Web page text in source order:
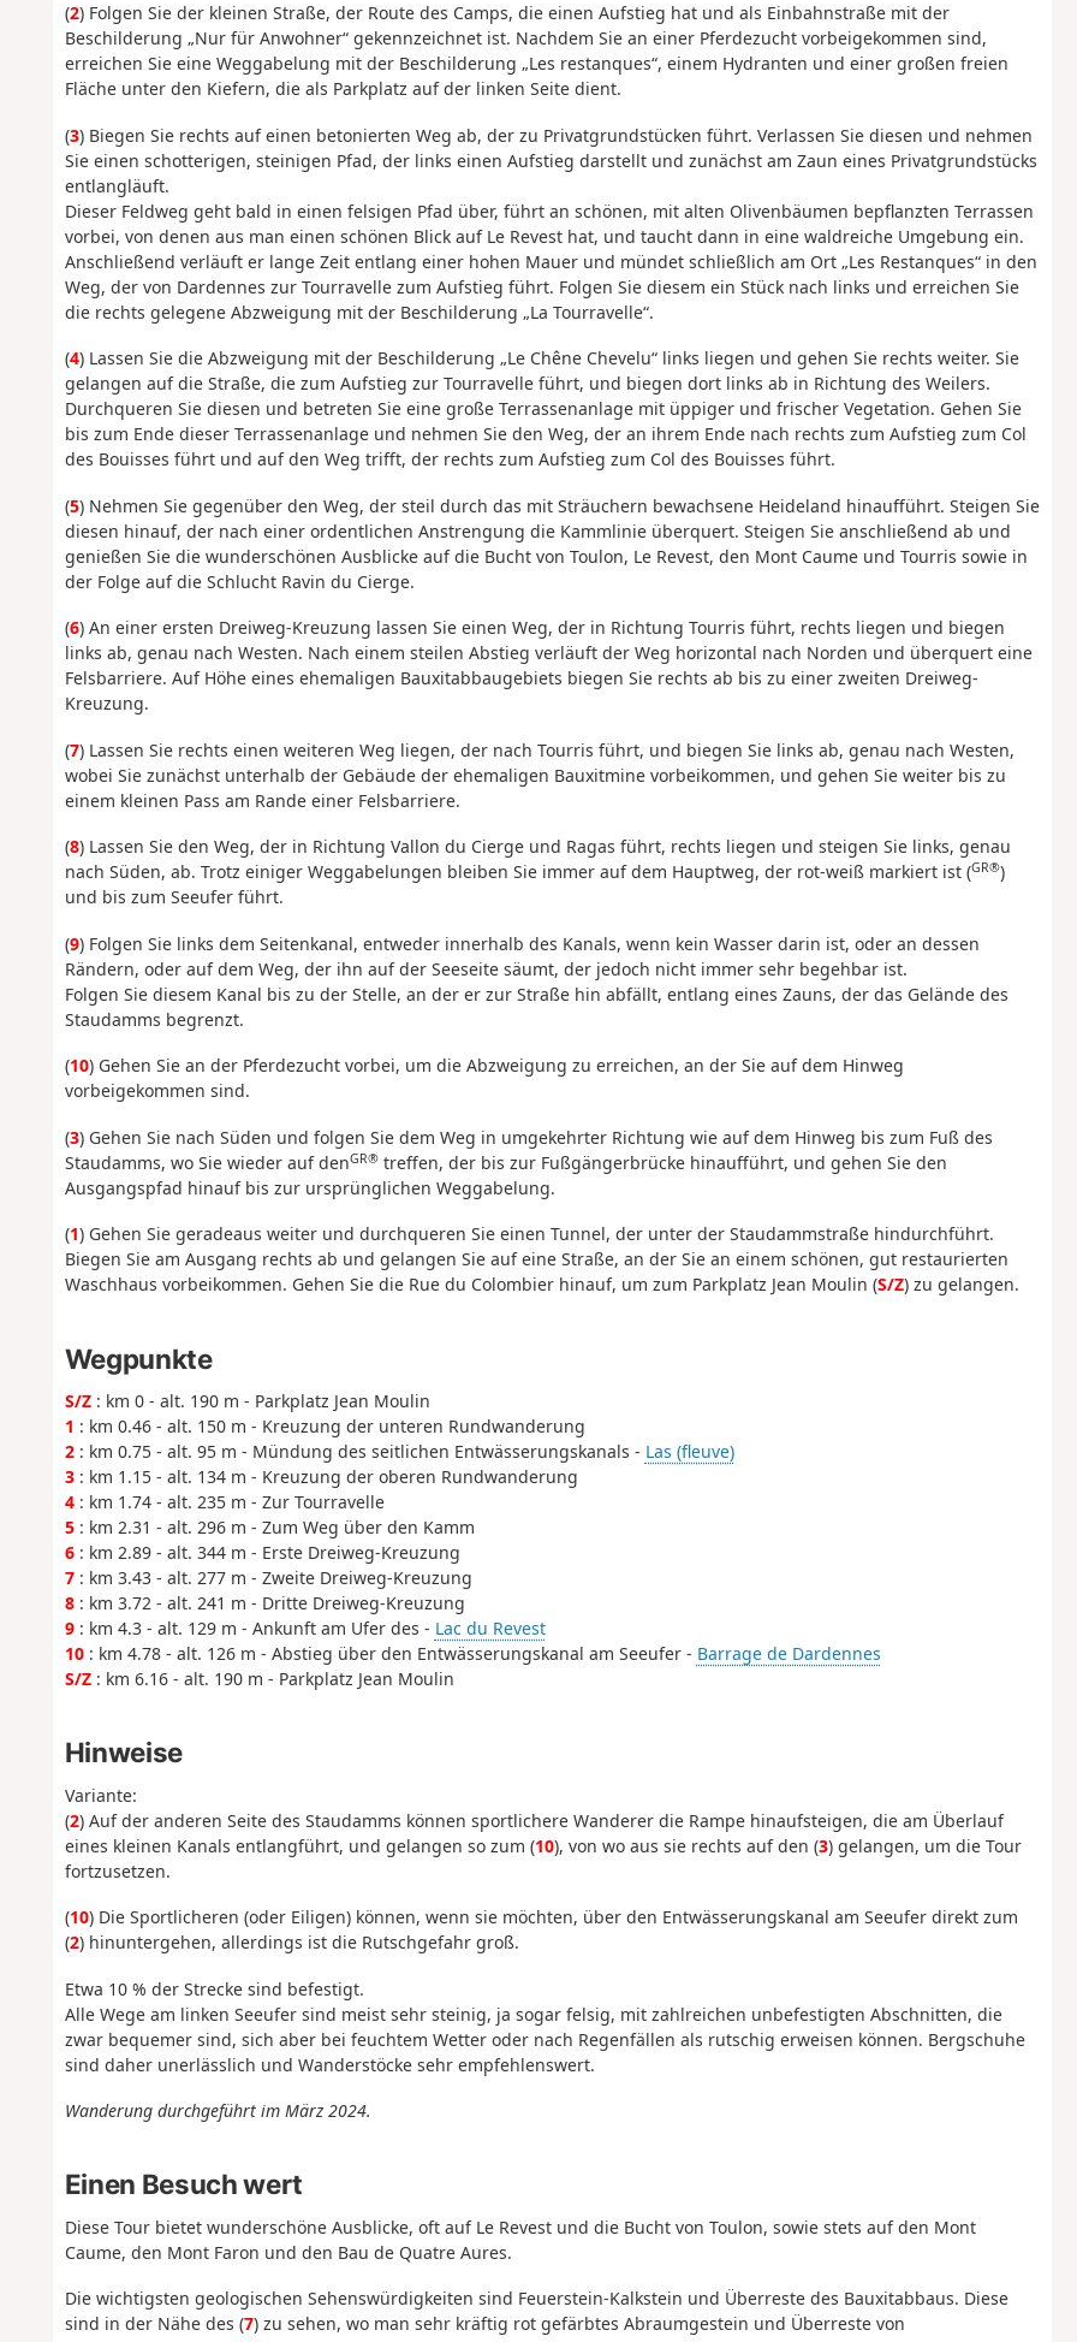
(2) Folgen Sie der kleinen Straße, der Route des Camps, die einen Aufstieg hat und als Einbahnstraße mit der
Beschilderung „Nur für Anwohner“ gekennzeichnet ist. Nachdem Sie an einer Pferdezucht vorbeigekommen sind,
erreichen Sie eine Weggabelung mit der Beschilderung „Les restanques“, einem Hydranten und einer großen freien
Fläche unter den Kiefern, die als Parkplatz auf der linken Seite dient.
(3) Biegen Sie rechts auf einen betonierten Weg ab, der zu Privatgrundstücken führt. Verlassen Sie diesen und nehmen
Sie einen schotterigen, steinigen Pfad, der links einen Aufstieg darstellt und zunächst am Zaun eines Privatgrundstücks
entlangläuft.
Dieser Feldweg geht bald in einen felsigen Pfad über, führt an schönen, mit alten Olivenbäumen bepflanzten Terrassen
vorbei, von denen aus man einen schönen Blick auf Le Revest hat, und taucht dann in eine waldreiche Umgebung ein.
Anschließend verläuft er lange Zeit entlang einer hohen Mauer und mündet schließlich am Ort „Les Restanques“ in den
Weg, der von Dardennes zur Tourravelle zum Aufstieg führt. Folgen Sie diesem ein Stück nach links und erreichen Sie
die rechts gelegene Abzweigung mit der Beschilderung „La Tourravelle“.
(4) Lassen Sie die Abzweigung mit der Beschilderung „Le Chêne Chevelu“ links liegen und gehen Sie rechts weiter. Sie
gelangen auf die Straße, die zum Aufstieg zur Tourravelle führt, und biegen dort links ab in Richtung des Weilers.
Durchqueren Sie diesen und betreten Sie eine große Terrassenanlage mit üppiger und frischer Vegetation. Gehen Sie
bis zum Ende dieser Terrassenanlage und nehmen Sie den Weg, der an ihrem Ende nach rechts zum Aufstieg zum Col
des Bouisses führt und auf den Weg trifft, der rechts zum Aufstieg zum Col des Bouisses führt.
(5) Nehmen Sie gegenüber den Weg, der steil durch das mit Sträuchern bewachsene Heideland hinaufführt. Steigen Sie
diesen hinauf, der nach einer ordentlichen Anstrengung die Kammlinie überquert. Steigen Sie anschließend ab und
genießen Sie die wunderschönen Ausblicke auf die Bucht von Toulon, Le Revest, den Mont Caume und Tourris sowie in
der Folge auf die Schlucht Ravin du Cierge.
(6) An einer ersten Dreiweg-Kreuzung lassen Sie einen Weg, der in Richtung Tourris führt, rechts liegen und biegen
links ab, genau nach Westen. Nach einem steilen Abstieg verläuft der Weg horizontal nach Norden und überquert eine
Felsbarriere. Auf Höhe eines ehemaligen Bauxitabbaugebiets biegen Sie rechts ab bis zu einer zweiten Dreiweg-
Kreuzung.
(7) Lassen Sie rechts einen weiteren Weg liegen, der nach Tourris führt, und biegen Sie links ab, genau nach Westen,
wobei Sie zunächst unterhalb der Gebäude der ehemaligen Bauxitmine vorbeikommen, und gehen Sie weiter bis zu
einem kleinen Pass am Rande einer Felsbarriere.
(8) Lassen Sie den Weg, der in Richtung Vallon du Cierge und Ragas führt, rechts liegen und steigen Sie links, genau
nach Süden, ab. Trotz einiger Weggabelungen bleiben Sie immer auf dem Hauptweg, der rot-weiß markiert ist (GR®)
und bis zum Seeufer führt.
(9) Folgen Sie links dem Seitenkanal, entweder innerhalb des Kanals, wenn kein Wasser darin ist, oder an dessen
Rändern, oder auf dem Weg, der ihn auf der Seeseite säumt, der jedoch nicht immer sehr begehbar ist.
Folgen Sie diesem Kanal bis zu der Stelle, an der er zur Straße hin abfällt, entlang eines Zauns, der das Gelände des
Staudamms begrenzt.
(10) Gehen Sie an der Pferdezucht vorbei, um die Abzweigung zu erreichen, an der Sie auf dem Hinweg
vorbeigekommen sind.
(3) Gehen Sie nach Süden und folgen Sie dem Weg in umgekehrter Richtung wie auf dem Hinweg bis zum Fuß des
Staudamms, wo Sie wieder auf denGR®treffen, der bis zur Fußgängerbrücke hinaufführt, und gehen Sie den
Ausgangspfad hinauf bis zur ursprünglichen Weggabelung.
(1) Gehen Sie geradeaus weiter und durchqueren Sie einen Tunnel, der unter der Staudammstraße hindurchführt.
Biegen Sie am Ausgang rechts ab und gelangen Sie auf eine Straße, an der Sie an einem schönen, gut restaurierten
Waschhaus vorbeikommen. Gehen Sie die Rue du Colombier hinauf, um zum Parkplatz Jean Moulin (S/Z) zu gelangen.
Wegpunkte
S/Z: km 0 - alt. 190 m - Parkplatz Jean Moulin
1 : km 0.46 - alt. 150 m - Kreuzung der unteren Rundwanderung
2: km 0.75 - alt. 95 m - Mündung des seitlichen Entwässerungskanals - Las (fleuve)
3: km 1.15 - alt. 134 m - Kreuzung der oberen Rundwanderung
4: km 1.74 - alt. 235 m - Zur Tourravelle
5: km 2.31 - alt. 296 m - Zum Weg über den Kamm
6: km 2.89 - alt. 344 m - Erste Dreiweg-Kreuzung
7: km 3.43 - alt. 277 m - Zweite Dreiweg-Kreuzung
8: km 3.72 - alt. 241 m - Dritte Dreiweg-Kreuzung
9: km 4.3 - alt. 129 m - Ankunft am Ufer des - Lac du Revest
10: km 4.78 - alt. 126 m - Abstieg über den Entwässerungskanal am Seeufer - Barrage de Dardennes
S/Z: km 6.16 - alt. 190 m - Parkplatz Jean Moulin
Hinweise
Variante:
(2) Auf der anderen Seite des Staudamms können sportlichere Wanderer die Rampe hinaufsteigen, die am Überlauf
eines kleinen Kanals entlangführt, und gelangen so zum (10), von wo aus sie rechts auf den (3) gelangen, um die Tour
fortzusetzen.
(10) Die Sportlicheren (oder Eiligen) können, wenn sie möchten, über den Entwässerungskanal am Seeufer direkt zum
(2) hinuntergehen, allerdings ist die Rutschgefahr groß.
Etwa 10 % der Strecke sind befestigt.
Alle Wege am linken Seeufer sind meist sehr steinig, ja sogar felsig, mit zahlreichen unbefestigten Abschnitten, die
zwar bequemer sind, sich aber bei feuchtem Wetter oder nach Regenfällen als rutschig erweisen können. Bergschuhe
sind daher unerlässlich und Wanderstöcke sehr empfehlenswert.
Wanderung durchgeführt im März 2024.
Einen Besuch wert
Diese Tour bietet wunderschöne Ausblicke, oft auf Le Revest und die Bucht von Toulon, sowie stets auf den Mont
Caume, den Mont Faron und den Bau de Quatre Aures.
Die wichtigsten geologischen Sehenswürdigkeiten sind Feuerstein-Kalkstein und Überreste des Bauxitabbaus. Diese
sind in der Nähe des (7) zu sehen, wo man sehr kräftig rot gefärbtes Abraumgestein und Überreste von